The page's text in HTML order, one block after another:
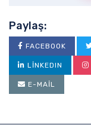
Paylaş:
FACEBOOK
LINKEDIN
E-MAIL